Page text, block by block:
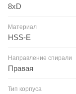
8xD
Материал
HSS-E
Направление спирали
Правая
Тип корпуса